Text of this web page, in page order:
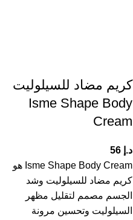
كريم مضاد للسيلوليت
Isme Shape Body
Cream
د.إ
Isme Shape Body Cream هو
كريم مضاد للسيلوليت وشد
الجسم مصمم لتقليل مظهر
السيلوليت وتحسين مرونة